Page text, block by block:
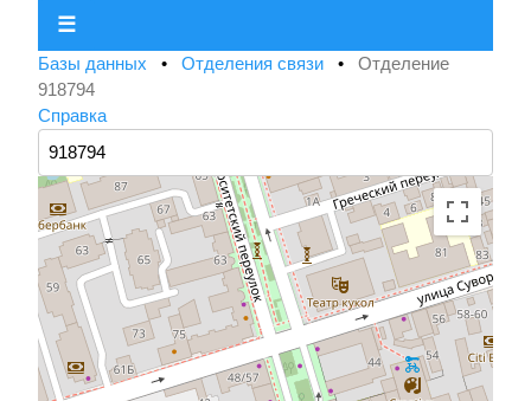
☰
Базы данных • Отделения связи • Отделение
918794
Справка